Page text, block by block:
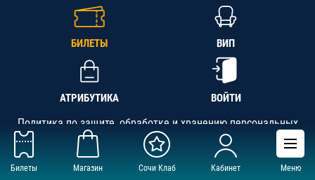
Билеты Магазин Сочи Клаб Кабинет Меню
БИЛЕТЫ ВИП
АТРИБУТИКА ВОЙТИ
Политика по защите, обработке и хранению персональных
данных
АНО «СК «Кубань-Регион», ОГРН 1142300002349,